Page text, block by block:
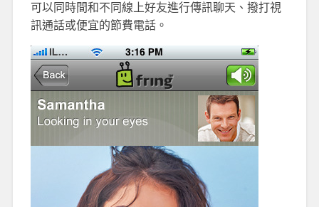
可以同時間和不同線上好友進行傳訊聊天、撥打視
訊通話或便宜的節費電話。